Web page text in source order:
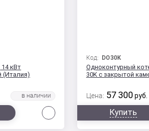
14 кВт
(Италия)
Код: DO30K
Одноконтурный
30K с закрытой
Цена: 57 300 руб.
Купить